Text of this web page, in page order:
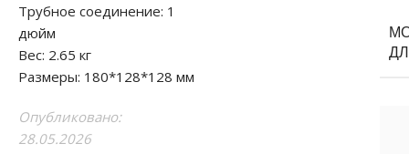
Трубное соединение: 1
дюйм
Вес: 2.65 кг
Размеры: 180*128*128 мм
Опубликовано:
28.05.2026